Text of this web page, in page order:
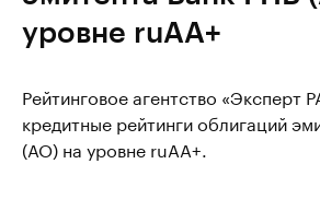
уровне ruAA+
Рейтинговое агентство «Эксперт
кредитные рейтинги облигаций
(АО) на уровне ruAA+.